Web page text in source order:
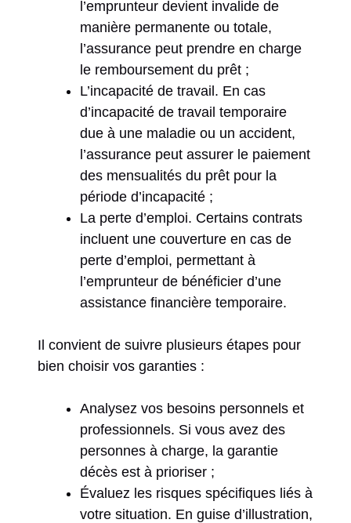
l’emprunteur devient invalide de
manière permanente ou totale,
l’assurance peut prendre en charge
le remboursement du prêt ;
L’incapacité de travail. En cas
d’incapacité de travail temporaire
due à une maladie ou un accident,
l’assurance peut assurer le paiement
des mensualités du prêt pour la
période d’incapacité ;
La perte d’emploi. Certains contrats
incluent une couverture en cas de
perte d’emploi, permettant à
l’emprunteur de bénéficier d’une
assistance financière temporaire.
Il convient de suivre plusieurs étapes pour
bien choisir vos garanties :
Analysez vos besoins personnels et
professionnels. Si vous avez des
personnes à charge, la garantie
décès est à prioriser ;
Évaluez les risques spécifiques liés à
votre situation. En guise d’illustration,